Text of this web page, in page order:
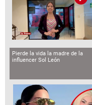
Pierde la vida la madre de la
influencer Sol León